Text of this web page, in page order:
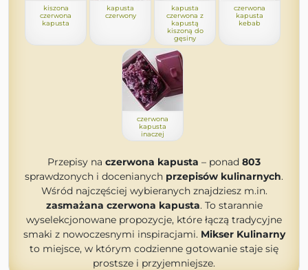
kiszona
czerwona
kapusta
kapusta
czerwony
kapusta
czerwona z
kapustą
kiszoną do
gęsiny
czerwona
kapusta
kebab
czerwona
kapusta
inaczej
Przepisy na czerwona kapusta – ponad 803
sprawdzonych i docenianych przepisów kulinarnych.
Wśród najczęściej wybieranych znajdziesz m.in.
zasmażana czerwona kapusta. To starannie
wyselekcjonowane propozycje, które łączą tradycyjne
smaki z nowoczesnymi inspiracjami. Mikser Kulinarny
to miejsce, w którym codzienne gotowanie staje się
prostsze i przyjemniejsze.